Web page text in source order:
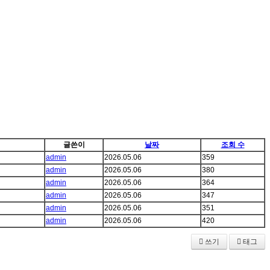
글쓴이 날짜
조회 수
admin
2026.05.06
359
admin
2026.05.06
380
admin
2026.05.06
364
admin
2026.05.06
347
admin
2026.05.06
351
admin
2026.05.06 420
쓰기 태그